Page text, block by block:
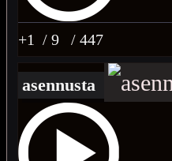
+1 / 9 / 447
asennusta